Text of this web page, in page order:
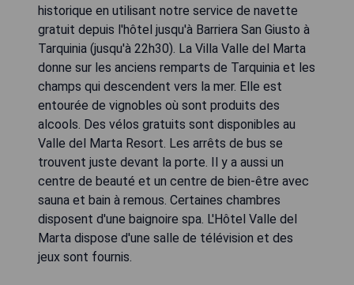
historique en utilisant notre service de navette
gratuit depuis l'hôtel jusqu'à Barriera San Giusto à
Tarquinia (jusqu'à 22h30). La Villa Valle del Marta
donne sur les anciens remparts de Tarquinia et les
champs qui descendent vers la mer. Elle est
entourée de vignobles où sont produits des
alcools. Des vélos gratuits sont disponibles au
Valle del Marta Resort. Les arrêts de bus se
trouvent juste devant la porte. Il y a aussi un
centre de beauté et un centre de bien-être avec
sauna et bain à remous. Certaines chambres
disposent d'une baignoire spa. L'Hôtel Valle del
Marta dispose d'une salle de télévision et des
jeux sont fournis.